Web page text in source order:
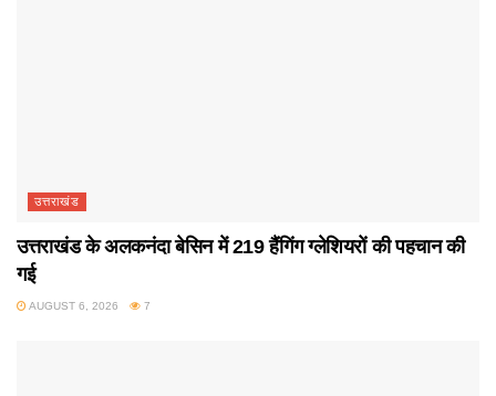
उत्तराखंड
उत्तराखंड के अलकनंदा बेसिन में 219 हैंगिंग ग्लेशियरों की पहचान की
गई
AUGUST 6, 2026 7